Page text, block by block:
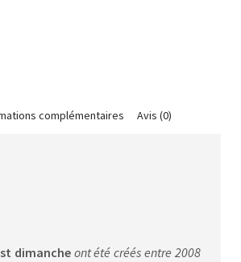
complémentaires Avis (0)
dimancheont été créés entre 2008